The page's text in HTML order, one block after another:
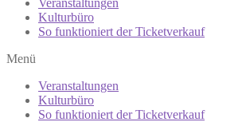
Veranstaltungen
Kulturbüro
So funktioniert der Ticketverkauf
Menü
Veranstaltungen
Kulturbüro
So funktioniert der Ticketverkauf